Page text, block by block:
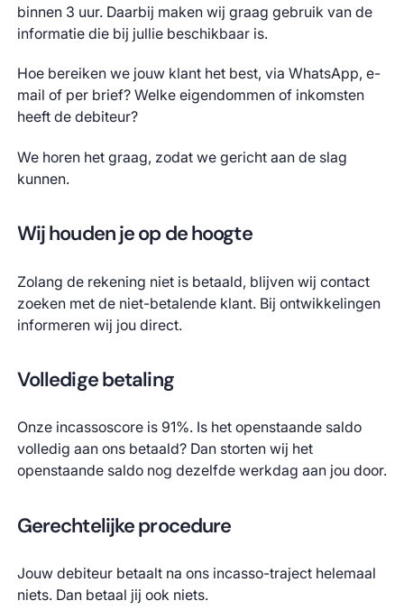
binnen 3 uur. Daarbij maken wij graag gebruik van de
informatie die bij jullie beschikbaar is.
Hoe bereiken we jouw klant het best, via WhatsApp, e-
mail of per brief? Welke eigendommen of inkomsten
heeft de debiteur?
We horen het graag, zodat we gericht aan de slag
kunnen.
Wij houden je op de hoogte
Zolang de rekening niet is betaald, blijven wij contact
zoeken met de niet-betalende klant. Bij ontwikkelingen
informeren wij jou direct.
Volledige betaling
Onze incassoscore is 91%. Is het openstaande saldo
volledig aan ons betaald? Dan storten wij het
openstaande saldo nog dezelfde werkdag aan jou door.
Gerechtelijke procedure
Jouw debiteur betaalt na ons incasso-traject helemaal
niets. Dan betaal jij ook niets.